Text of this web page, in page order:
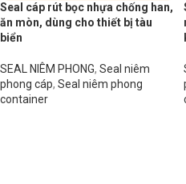
Seal cáp rút bọc nhựa chống han,
ăn mòn, dùng cho thiết bị tàu
biển
SEAL NIÊM PHONG, Seal niêm
phong cáp, Seal niêm phong
container